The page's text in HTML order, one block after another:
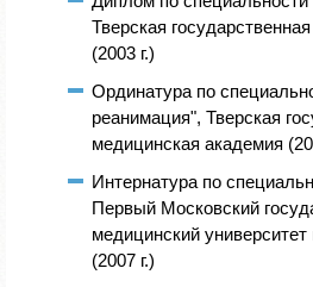
Тверская
(2003 г.)
Ординатура по
реанимация", Тверская
медицинская академия
Интернатура по
Первый Московский
медицинский
(2007 г.)